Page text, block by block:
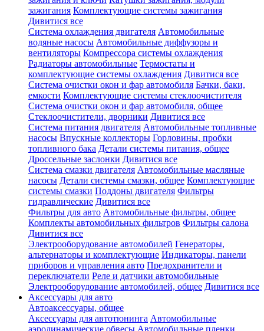
зажигания Комплектующие системы зажигания
Дивитися все
Система охлаждения двигателя Автомобильные
водяные насосы Автомобильные диффузоры и
вентиляторы Компрессора системы охлаждения
Радиаторы автомобильные Термостаты и
комплектующие системы охлаждения Дивитися все
Система очистки окон и фар автомобиля Бачки, баки,
емкости Комплектующие системы стеклоочистителя
Система очистки окон и фар автомобиля, общее
Стеклоочистители, дворники Дивитися все
Система питания двигателя Автомобильные топливные
насосы Впускные коллекторы Горловины, пробки
топливного бака Детали системы питания, общее
Дроссельные заслонки Дивитися все
Система смазки двигателя Автомобильные масляные
насосы Детали системы смазки, общее Комплектующие
системы смазки Поддоны двигателя Фильтры
гидравлические Дивитися все
Фильтры для авто Автомобильные фильтры, общее
Комплекты автомобильных фильтров Фильтры салона
Дивитися все
Электрооборудование автомобилей Генераторы,
альтернаторы и комплектующие Индикаторы, панели
приборов и управления авто Предохранители и
переключатели Реле и датчики автомобильные
Электрооборудование автомобилей, общее Дивитися все
Аксессуары для авто
Автоаксессуары, общее
Аксессуары для автотюнинга Автомобильные
аэродинамические обвесы Автомобильные пленки